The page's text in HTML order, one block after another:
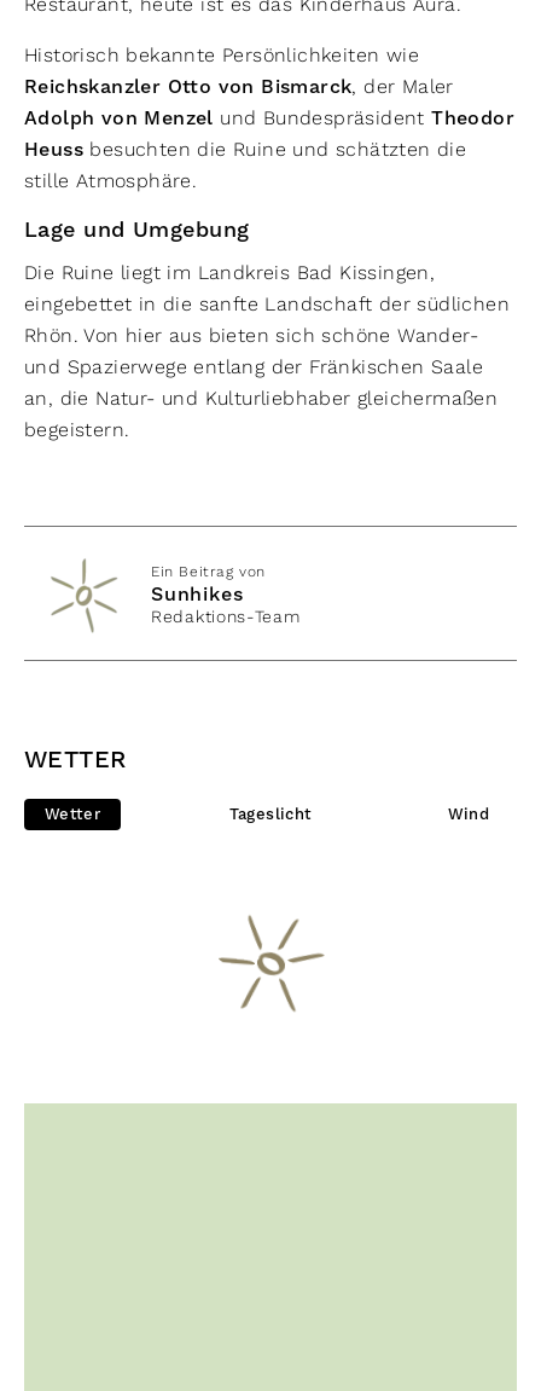
Historisch bekannte Persönlichkeiten wie
Reichskanzler Otto von Bismarck, der Maler
Adolph von Menzel und BundespräsidentTheodor
Heuss besuchten die Ruine und schätzten die
stille Atmosphäre.
Lage und Umgebung
Die Ruine liegt im Landkreis Bad Kissingen,
eingebettet in die sanfte Landschaft der südlichen
Rhön. Von hier aus bieten sich schöne Wander-
und Spazierwege entlang der Fränkischen Saale
an, die Natur- und Kulturliebhaber gleichermaßen
begeistern.
Ein Beitrag von
Sunhikes
Redaktions-Team
WETTER
Wetter Tageslicht Wind